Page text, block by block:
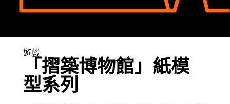
遊戲
「摺築博物館」紙模
型系列